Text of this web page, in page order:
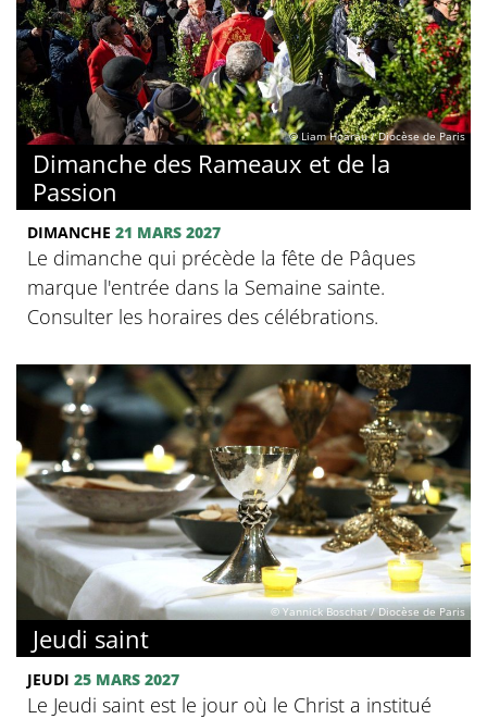
© Liam Hoarau / Diocèse de Paris
Dimanche des Rameaux et de la
Passion
DIMANCHE 21 MARS 2027
Le dimanche qui précède la fête de Pâques
marque l'entrée dans la Semaine sainte.
Consulter les horaires des célébrations.
© Yannick Boschat / Diocèse de Paris
Jeudi saint
JEUDI 25 MARS 2027
Le Jeudi saint est le jour où le Christ a institué